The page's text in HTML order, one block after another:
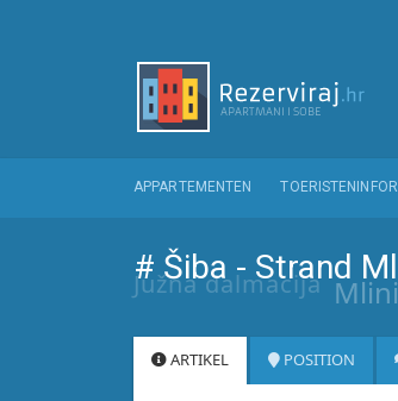
APPARTEMENTEN
# Šiba - Strand
Južna dalmacija Mlini
ARTIKEL POSITION